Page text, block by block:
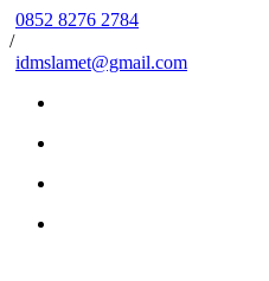
0852 8276 2784
/
idmslamet@gmail.com